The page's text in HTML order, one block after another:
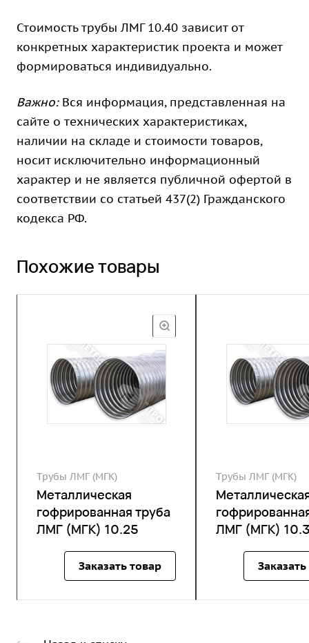
Стоимость трубы ЛМГ 10.40 зависит от
конкретных характеристик проекта и может
формироваться индивидуально.
Важно:Вся информация, представленная на
сайте о технических характеристиках,
наличии на складе и стоимости товаров,
носит исключительно информационный
характер и не является публичной офертой в
соответствии со статьей 437(2) Гражданского
кодекса РФ.
Похожие товары
Трубы ЛМГ (МГК)
Металлическая
гофрированная труба
ЛМГ (МГК) 10.25
Заказать товар
Трубы ЛМГ (МГК)
ЛМГ (МГК)